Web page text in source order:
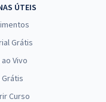
ÚTEIS
Grátis
Vivo
Grátis
Curso